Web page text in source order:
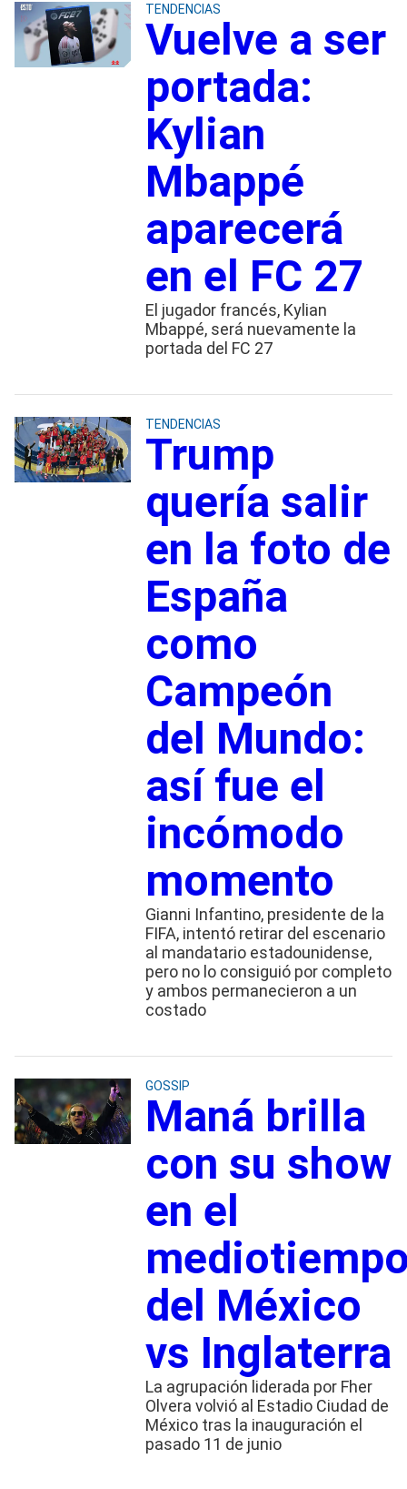
TENDENCIAS
Vuelve a ser
portada:
Kylian
Mbappé
aparecerá
en el FC 27
El jugador francés, Kylian
Mbappé, será nuevamente la
portada del FC 27
TENDENCIAS
Trump
quería salir
en la foto de
España
como
Campeón
del Mundo:
así fue el
incómodo
momento
Gianni Infantino, presidente de la
FIFA, intentó retirar del escenario
al mandatario estadounidense,
pero no lo consiguió por completo
y ambos permanecieron a un
costado
GOSSIP
Maná brilla
con su show
en el
del México
vs Inglaterra
La agrupación liderada por Fher
Olvera volvió al Estadio Ciudad de
México tras la inauguración el
pasado 11 de junio